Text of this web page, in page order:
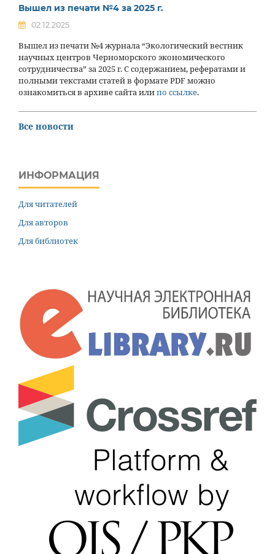
Вышел из печати №4 за 2025 г.
02.12.2025
Вышел из печати №4 журнала “Экологический вестник
научных центров Черноморского экономического
сотрудничества” за 2025 г. С содержанием, рефератами и
полными текстами статей в формате PDF можно
ознакомиться в архиве сайта илипо ссылке.
Все новости
ИНФОРМАЦИЯ
Для читателей
Для авторов
Для библиотек